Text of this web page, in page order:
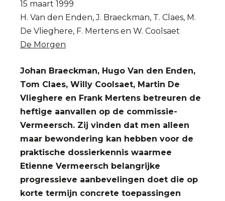
15 maart 1999
H. Van den Enden, J. Braeckman, T. Claes, M.
De Vlieghere, F. Mertens en W. Coolsaet
De Morgen
Johan Braeckman, Hugo Van den Enden,
Tom Claes, Willy Coolsaet, Martin De
Vlieghere en Frank Mertens betreuren de
heftige aanvallen op de commissie-
Vermeersch. Zij vinden dat men alleen
maar bewondering kan hebben voor de
praktische dossierkennis waarmee
Etienne Vermeersch belangrijke
progressieve aanbevelingen doet die op
korte termijn concrete toepassingen